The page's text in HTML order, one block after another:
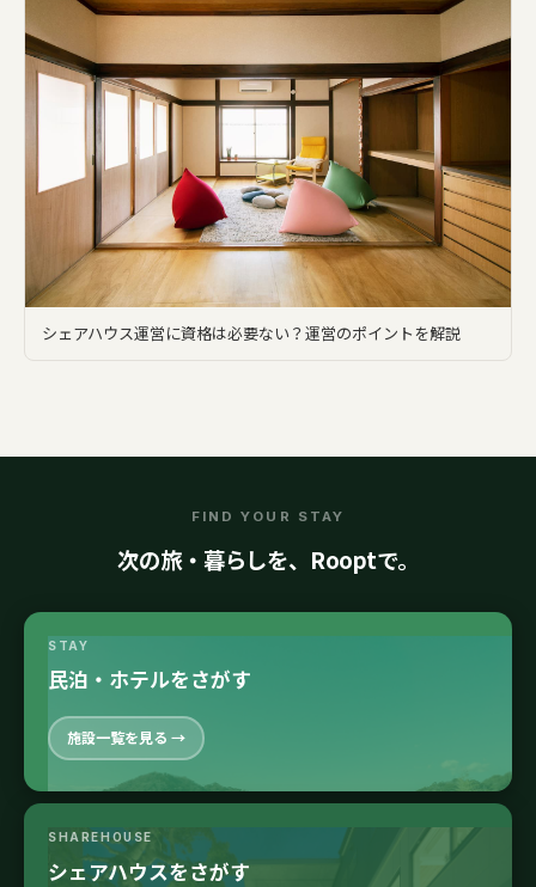
シェアハウス運営に資格は必要ない？運営のポイントを解説
FIND YOUR STAY
次の旅・暮らしを、Rooptで。
STAY
民泊・ホテルをさがす
施設一覧を見る →
SHAREHOUSE
シェアハウスをさがす